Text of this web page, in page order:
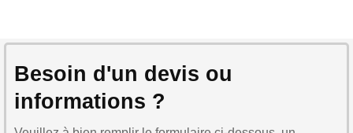
Besoin d'un devis ou
informations ?